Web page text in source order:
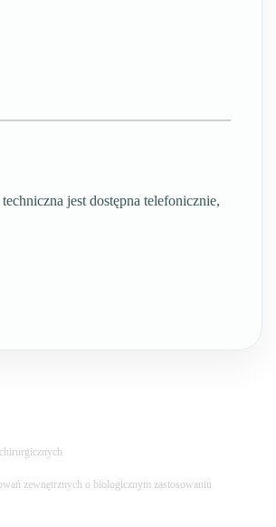
jest dostępna telefonicznie,
zewnętrznych o biologicznym zastosowaniu